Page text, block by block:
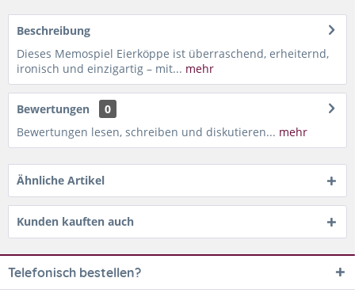
Beschreibung
Dieses Memospiel Eierköppe ist überraschend, erheiternd,
ironisch und einzigartig – mit... mehr
Bewertungen
0
Bewertungen lesen, schreiben und diskutieren... mehr
Ähnliche Artikel
Kunden kauften auch
Telefonisch bestellen?